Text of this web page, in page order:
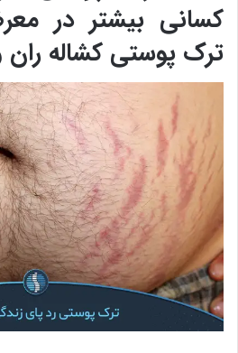
کسانی بیشتر در
ترک پوستی کشاله